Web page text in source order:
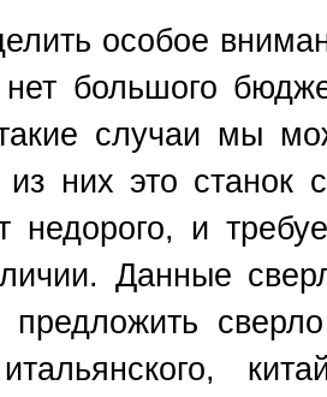
особое
большого
случаи мы
из них это станок
недорого, и
Данные
сверло